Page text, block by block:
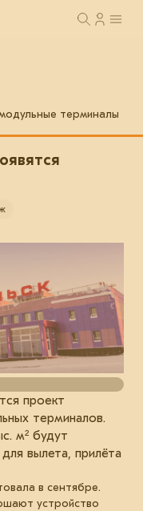
терминалы
проект
терминалов.
м² будут
вылета, прилёта
в сентябре.
устройство